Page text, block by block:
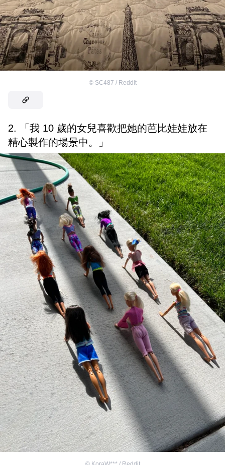
© SC487 / Reddit
2. 「我 10 歲的女兒喜歡把她的芭比娃娃放在
精心製作的場景中。」